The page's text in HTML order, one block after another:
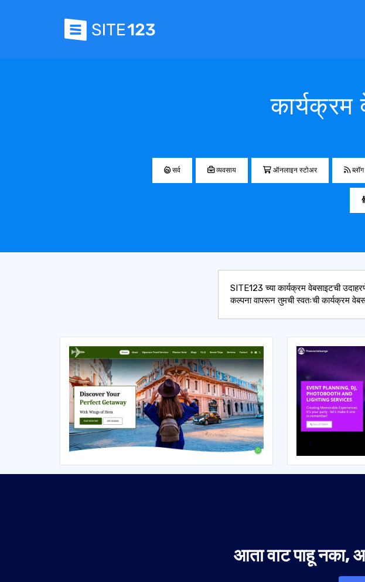
कार्यक्रम
सर्व व्यवसाय ऑनलाइन स्टोअर ब्लॉग
SITE123 च्या कार्यक्रम वेबसाइटची
कल्पना वापरून तुमची स्वतःची कार्यक्रम
आता वाट पाहू नका,